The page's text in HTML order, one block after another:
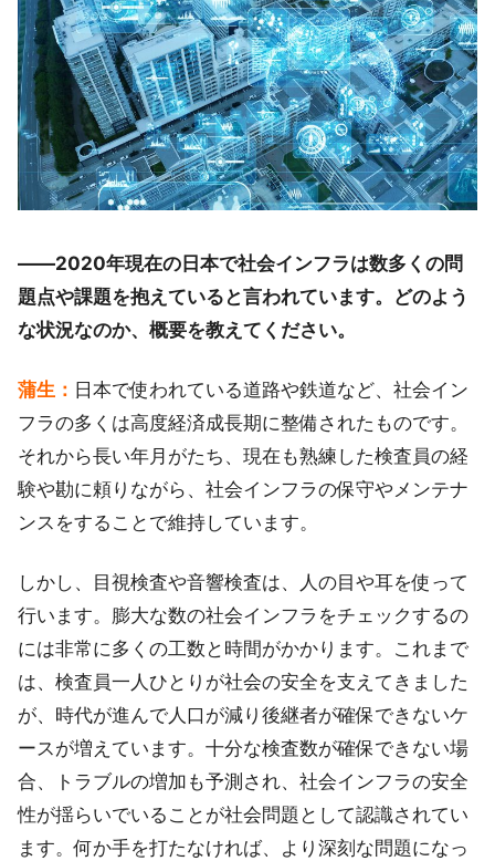
――2020年現在の日本で社会インフラは数多くの問
題点や課題を抱えていると言われています。どのよう
な状況なのか、概要を教えてください。
蒲生： 日本で使われている道路や鉄道など、社会イン
フラの多くは高度経済成長期に整備されたものです。
それから長い年月がたち、現在も熟練した検査員の経
験や勘に頼りながら、社会インフラの保守やメンテナ
ンスをすることで維持しています。
しかし、目視検査や音響検査は、人の目や耳を使って
行います。膨大な数の社会インフラをチェックするの
には非常に多くの工数と時間がかかります。これまで
は、検査員一人ひとりが社会の安全を支えてきました
が、時代が進んで人口が減り後継者が確保できないケ
ースが増えています。十分な検査数が確保できない場
合、トラブルの増加も予測され、社会インフラの安全
性が揺らいでいることが社会問題として認識されてい
ます。何か手を打たなければ、より深刻な問題になっ